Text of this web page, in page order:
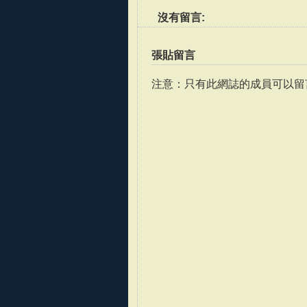
沒有留言:
張貼留言
注意：只有此網誌的成員可以